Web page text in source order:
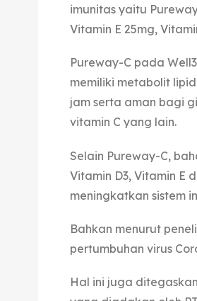
imunitas yaitu
Vitamin E 25mg,
Pureway-C pada
memiliki metabolit
jam serta aman bagi
vitamin C yang lain.
Selain Pureway-C,
Vitamin D3, Vitamin E
meningkatkan sistem
Bahkan menurut
pertumbuhan virus
Hal ini juga